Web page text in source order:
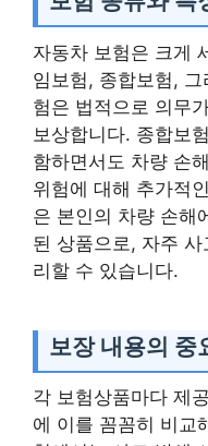
자동차 보험은 크게
임보험, 종합보험,
험은 법적으로 의무
보상합니다. 종합보
함하면서도 차량 손
위험에 대해 추가적
은 본인의 차량 손해
된 상품으로, 자주
리할 수 있습니다.
보장 내용의 중
각 보험상품마다 제
에 이를 꼼꼼히 비교